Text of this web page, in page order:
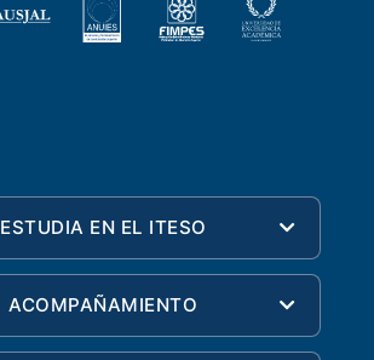
ESTUDIA EN EL ITESO
ACOMPAÑAMIENTO